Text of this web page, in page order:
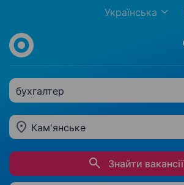
Українська
бухгалтер
Кам'янське
Знайти вакансії